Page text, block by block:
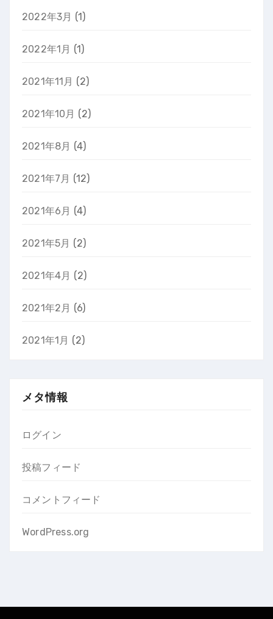
2022年3月 (1)
2022年1月 (1)
2021年11月 (2)
2021年10月 (2)
2021年8月 (4)
2021年7月 (12)
2021年6月 (4)
2021年5月 (2)
2021年4月 (2)
2021年2月 (6)
2021年1月 (2)
メタ情報
ログイン
投稿フィード
コメントフィード
WordPress.org